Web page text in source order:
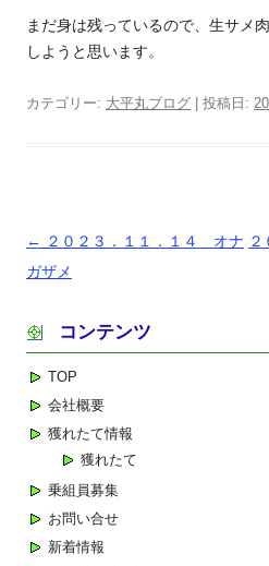
まだ身は残っているので、生サメ
しようと思います。
カテゴリー: 大平丸ブログ | 投稿日:
投
稿
ビ
ン
← ２０２３．１１．１４ オナ
ガザメ
コンテンツ
TOP
会社概要
獲れたて情報
獲れたて
乗組員募集
お問い合せ
新着情報